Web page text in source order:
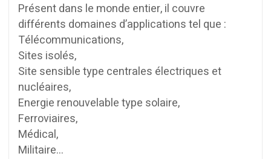
Présent dans le monde entier, il couvre
différents domaines d’applications tel que :
Télécommunications,
Sites isolés,
Site sensible type centrales électriques et
nucléaires,
Energie renouvelable type solaire,
Ferroviaires,
Médical,
Militaire…